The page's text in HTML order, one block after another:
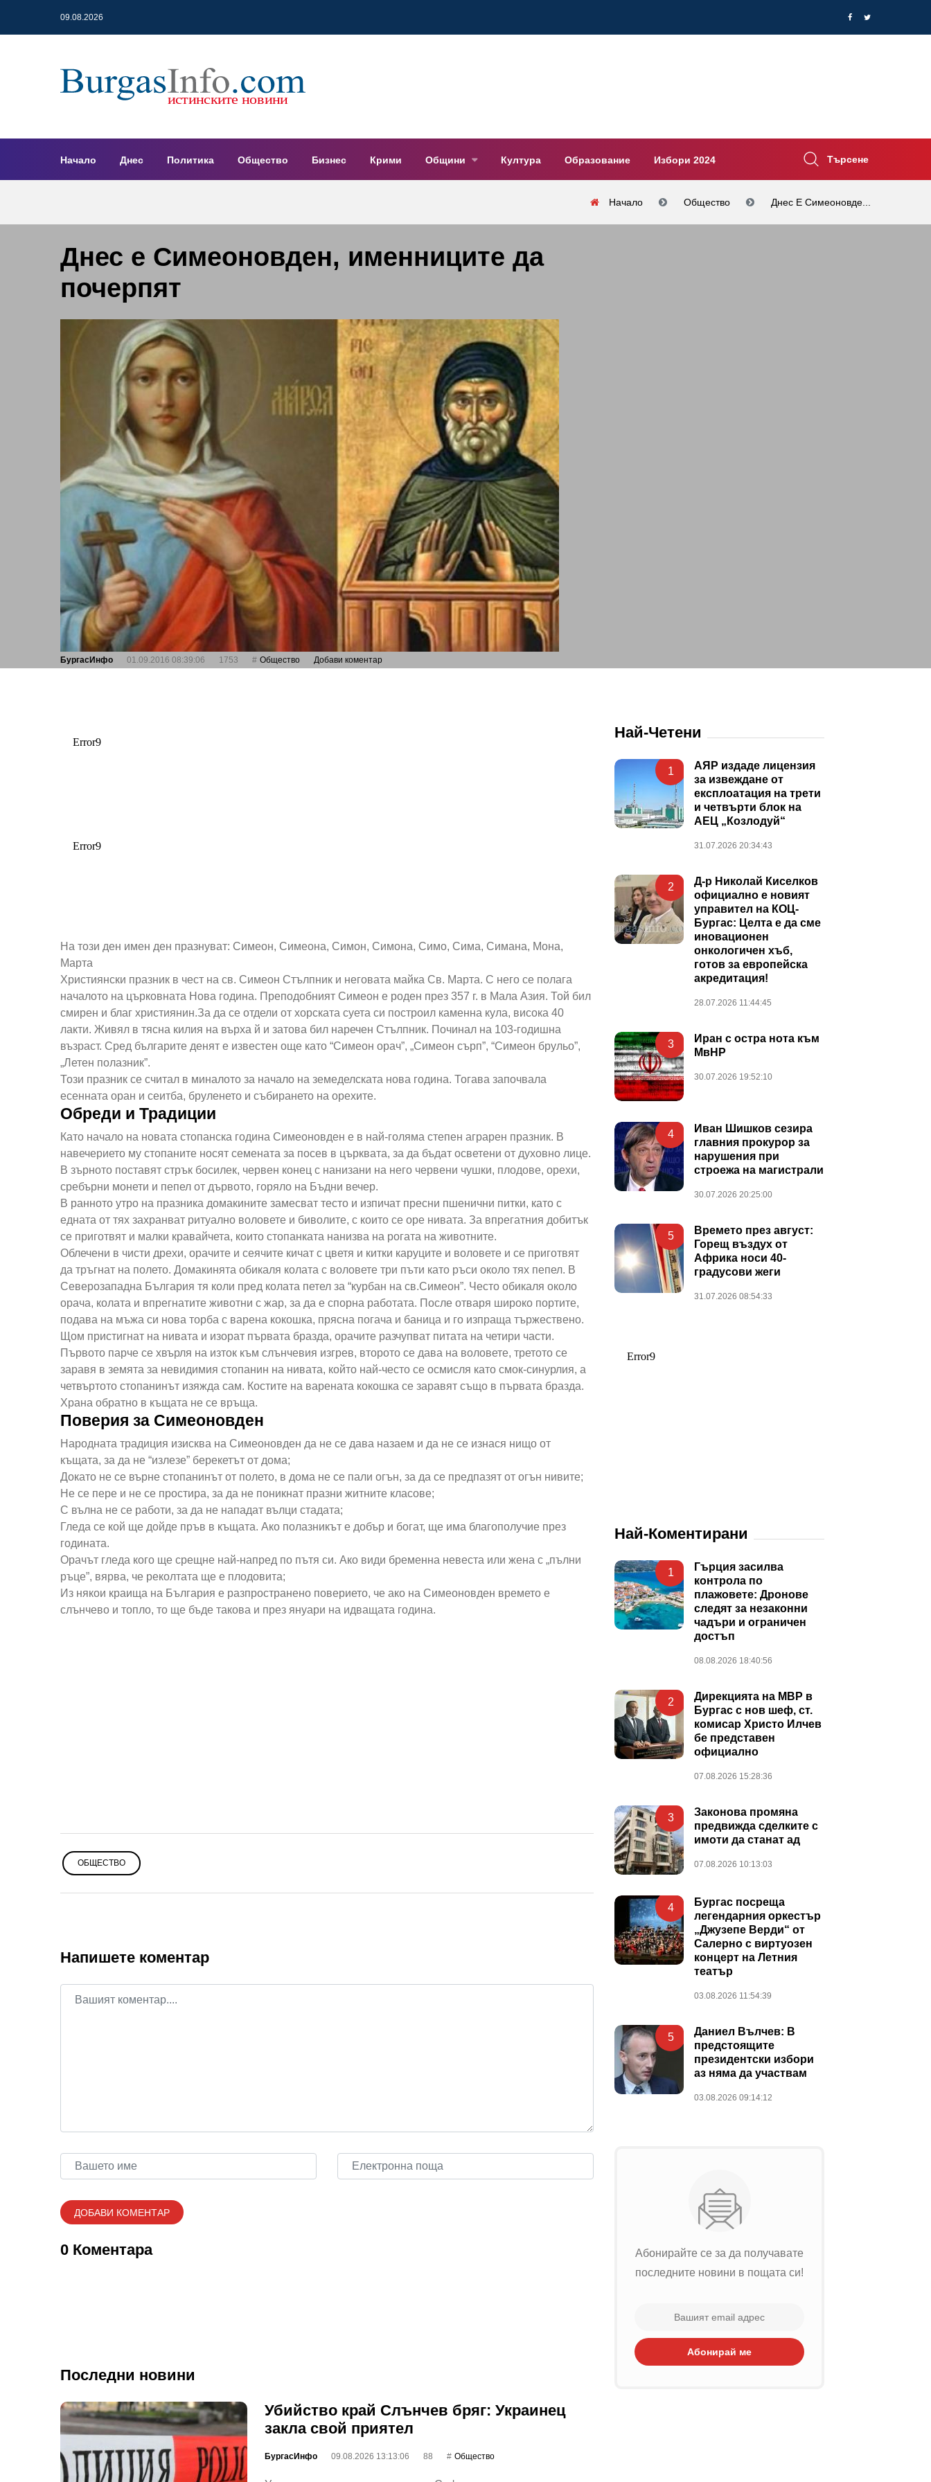
09.08.2026
Начало Днес Политика Общество Бизнес Крими Общини Култура Образование Избори 2024 Търсене
Начало Общество Днес Е Симеоновде...
Днес е Симеоновден, именниците да
почерпят
БургасИнфо 01.09.2016 08:39:06 1753 Общество Добави коментар
На този ден имен ден празнуват: Симеон, Симеона, Симон, Симона, Симо, Сима, Симана, Мона,
Марта
Християнски празник в чест на св. Симеон Стълпник и неговата майка Св. Марта. С него се полага
началото на църковната Нова година. Преподобният Симеон е роден през 357 г. в Мала Азия. Той бил
смирен и благ християнин.За да се отдели от хорската суета си построил каменна кула, висока 40
лакти. Живял в тясна килия на върха й и затова бил наречен Стълпник. Починал на 103-годишна
възраст. Сред българите денят е известен още като “Симеон орач”, „Симеон сърп”, “Симеон брульо”,
„Летен полазник”.
Този празник се считал в миналото за начало на земеделската нова година. Тогава започвала
есенната оран и сеитба, бруленето и събирането на орехите.
Обреди и Традиции
Като начало на новата стопанска година Симеоновден е в най-голяма степен аграрен празник. В
навечерието му стопаните носят семената за посев в църквата, за да бъдат осветени от духовно лице.
В зърното поставят стрък босилек, червен конец с нанизани на него червени чушки, плодове, орехи,
сребърни монети и пепел от дървото, горяло на Бъдни вечер.
В ранното утро на празника домакините замесват тесто и изпичат пресни пшенични питки, като с
едната от тях захранват ритуално воловете и биволите, с които се оре нивата. За впрегатния добитък
се приготвят и малки кравайчета, които стопанката нанизва на рогата на животните.
Облечени в чисти дрехи, орачите и сеячите кичат с цветя и китки каруците и воловете и се приготвят
да тръгнат на полето. Домакинята обикаля колата с воловете три пъти като ръси около тях пепел. В
Северозападна България тя коли пред колата петел за “курбан на св.Симеон”. Често обикаля около
орача, колата и впрегнатите животни с жар, за да е спорна работата. После отваря широко портите,
подава на мъжа си нова торба с варена кокошка, прясна погача и баница и го изпраща тържествено.
Щом пристигнат на нивата и изорат първата бразда, орачите разчупват питата на четири части.
Първото парче се хвърля на изток към слънчевия изгрев, второто се дава на воловете, третото се
заравя в земята за невидимия стопанин на нивата, който най-често се осмисля като смок-синурлия, а
четвъртото стопанинът изяжда сам. Костите на варената кокошка се заравят също в първата бразда.
Храна обратно в къщата не се връща.
Поверия за Симеоновден
Народната традиция изисква на Симеоновден да не се дава назаем и да не се изнася нищо от
къщата, за да не “излезе” берекетът от дома;
Докато не се върне стопанинът от полето, в дома не се пали огън, за да се предпазят от огън нивите;
Не се пере и не се простира, за да не поникнат празни житните класове;
С вълна не се работи, за да не нападат вълци стадата;
Гледа се кой ще дойде пръв в къщата. Ако полазникът е добър и богат, ще има благополучие през
годината.
Орачът гледа кого ще срещне най-напред по пътя си. Ако види бременна невеста или жена с „пълни
ръце”, вярва, че реколтата ще е плодовита;
Из някои краища на България е разпространено поверието, че ако на Симеоновден времето е
слънчево и топло, то ще бъде такова и през януари на идващата година.
ОБЩЕСТВО
Напишете коментар
0 Коментара
Последни новини
Убийство край Слънчев бряг: Украинец
закла свой приятел
БургасИнфо 09.08.2026 13:13:06 88 Общество
Най-Четени
1
АЯР издаде лицензия
за извеждане от
експлоатация на трети
и четвърти блок на
АЕЦ „Козлодуй“
31.07.2026 20:34:43
2
Д-р Николай Киселков
официално е новият
управител на КОЦ-
Бургас: Целта е да сме
иновационен
онкологичен хъб,
готов за европейска
акредитация!
28.07.2026 11:44:45
3
Иран с остра нота към
МвНР
30.07.2026 19:52:10
4
Иван Шишков сезира
главния прокурор за
нарушения при
строежа на магистрали
30.07.2026 20:25:00
5
Времето през август:
Горещ въздух от
Африка носи 40-
градусови жеги
31.07.2026 08:54:33
Най-Коментирани
1
Гърция засилва
контрола по
плажовете: Дронове
следят за незаконни
чадъри и ограничен
достъп
08.08.2026 18:40:56
2
Дирекцията на МВР в
Бургас с нов шеф, ст.
комисар Христо Илчев
бе представен
официално
07.08.2026 15:28:36
3
Законова промяна
предвижда сделките с
имоти да станат ад
07.08.2026 10:13:03
4
Бургас посреща
легендарния оркестър
„Джузепе Верди“ от
Салерно с виртуозен
концерт на Летния
театър
03.08.2026 11:54:39
5
Даниел Вълчев: В
предстоящите
президентски избори
аз няма да участвам
03.08.2026 09:14:12
Абонирайте се за да получавате
последните новини в пощата си!
Абонирай ме